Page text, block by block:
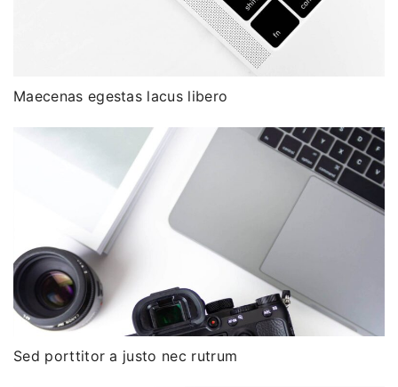
Maecenas egestas lacus libero
Sed porttitor a justo nec rutrum